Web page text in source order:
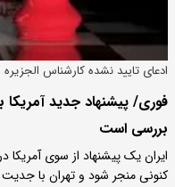
ادعای تایید نشده کارشناس الجزیره
فوری/ پیشنهاد جدید آمریکا
بررسی است
ایران یک پیشنهاد از سوی
کنونی منجر شود و تهران با